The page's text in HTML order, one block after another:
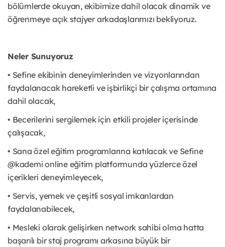
bölümlerde okuyan, ekibimize dahil olacak dinamik ve
öğrenmeye açık stajyer arkadaşlarımızı bekliyoruz.
Neler Sunuyoruz
• Sefine ekibinin deneyimlerinden ve vizyonlarından
faydalanacak hareketli ve işbirlikçi bir çalışma ortamına
dahil olacak,
• Becerilerini sergilemek için etkili projeler içerisinde
çalışacak,
• Sana özel eğitim programlarına katılacak ve Sefine
@kademi online eğitim platformunda yüzlerce özel
içerikleri deneyimleyecek,
• Servis, yemek ve çeşitli sosyal imkanlardan
faydalanabilecek,
• Mesleki olarak gelişirken network sahibi olma hatta
başarılı bir staj programı arkasına büyük bir